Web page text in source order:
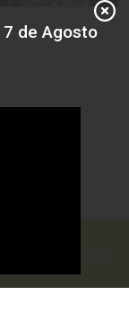
Provincia de
de Agosto